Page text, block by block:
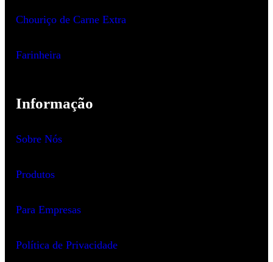
Chouriço de Carne Extra
Farinheira
Informação
Sobre Nós
Produtos
Para Empresas
Política de Privacidade